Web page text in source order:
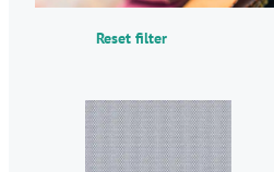
Reset filter